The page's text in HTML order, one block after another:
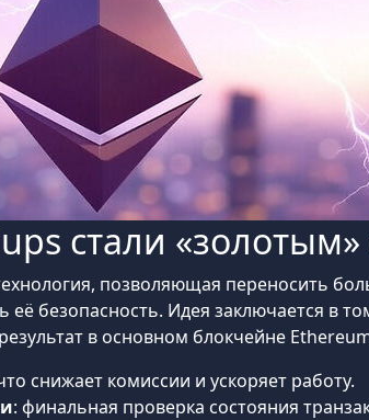
стали
позволяющая переносить
её безопасность. Идея заключается в
в основном блокчейне
снижает комиссии и ускоряет работу.
: финальная проверка состояния